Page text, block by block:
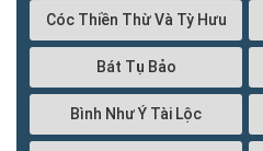
Cóc Thiền Thừ Và Tỳ Hưu
Bát Tụ Bảo
Bình Như Ý Tài Lộc